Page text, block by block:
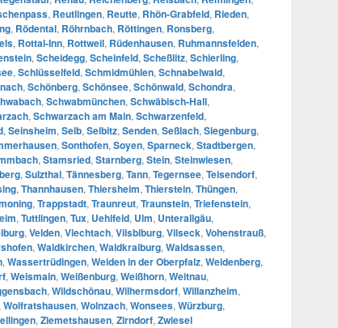
, Reutlingen, Reutte, Rhön-Grabfeld, Rieden,
, Rödental, Röhrnbach, Röttingen, Ronsberg,
, Rottal-Inn, Rottweil, Rüdenhausen, Ruhmannsfelden,
, Scheidegg, Scheinfeld, Scheßlitz, Schierling,
, Schlüsselfeld, Schmidmühlen, Schnabelwaid,
, Schönberg, Schönsee, Schönwald, Schondra,
, Schwabmünchen, Schwäbisch-Hall,
, Schwarzach am Main, Schwarzenfeld,
, Seinsheim, Selb, Selbitz, Senden, Seßlach, Siegenburg,
, Sonthofen, Soyen, Sparneck, Stadtbergen,
, Stamsried, Starnberg, Stein, Steinwiesen,
, Sulzthal, Tännesberg, Tann, Tegernsee, Teisendorf,
, Thannhausen, Thiersheim, Thierstein, Thüngen,
, Trappstadt, Traunreut, Traunstein, Triefenstein,
, Tuttlingen, Tux, Uehlfeld, Ulm, Unterallgäu,
, Velden, Viechtach, Vilsbiburg, Vilseck, Vohenstrauß,
, Waldkirchen, Waldkraiburg, Waldsassen,
, Wassertrüdingen, Weiden in der Oberpfalz, Weidenberg,
, Weismain, Weißenburg, Weißhorn, Weitnau,
, Wildschönau, Wilhermsdorf, Willanzheim,
Wolfratshausen, Wolnzach, Wonsees, Würzburg,
, Ziemetshausen, Zirndorf, Zwiesel